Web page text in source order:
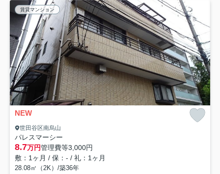
賃貸マンション
NEW
世田谷区南烏山
パレスマーシー
8.7万円管理費等3,000円
敷：1ヶ月 / 保：- / 礼：1ヶ月
28.08㎡（2K）/築36年